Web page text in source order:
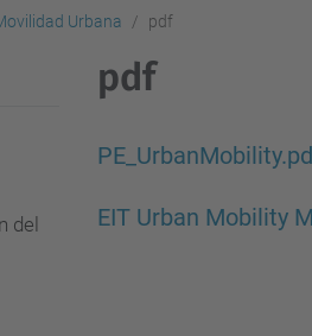
Urbana pdf
pdf
EIT Urban Mobility
del